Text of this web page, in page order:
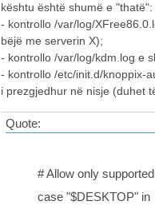
kështu është shumë e "thatë":
- kontrollo /var/log/
bëjë me serverin X);
- kontrollo /var/log/kdm.log e
- kontrollo /etc/init.d/knoppix-
i prezgjedhur në nisje (duhet
Quote:
# Allow only
case "$DESKTOP" in